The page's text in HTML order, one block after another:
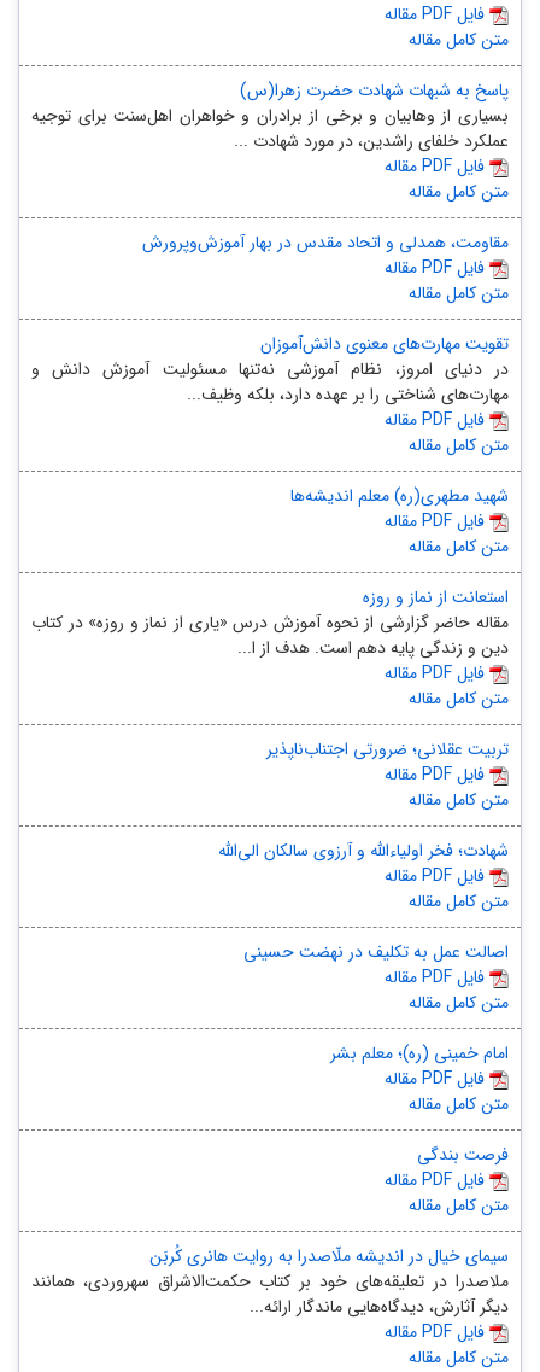
مقاله PDF فایل
متن کامل مقاله
پاسخ به شبهات شهادت حضرت زهرا(س)
بسیاری از وهابیان و برخی از برادران و خواهران اهل‌سنت برای توجیه
عملکرد خلفای راشدین، در مورد شهادت ...
مقاله PDF فایل
متن کامل مقاله
مقاومت، همدلى و اتحاد مقدس در بهار آموزش‌وپرورش
مقاله PDF فایل
متن کامل مقاله
تقویت مهارت‌های معنوی دانش‌آموزان
در دنیای امروز، نظام آموزشی نه‌تنها مسئولیت آموزش دانش و
مهارت‌های شناختی را بر عهده دارد، بلکه وظیف...
مقاله PDF فایل
متن کامل مقاله
شهید مطهری(ره) معلم اندیشه‌ها
مقاله PDF فایل
متن کامل مقاله
استعانت از نماز و روزه
مقاله حاضر گزارشی از نحوه آموزش درس «یاری از نماز و روزه» در کتاب
دین و زندگی پایه دهم است. هدف از ا...
مقاله PDF فایل
متن کامل مقاله
تربیت عقلانی؛ ضرورتی اجتناب‌ناپذیر
مقاله PDF فایل
متن کامل مقاله
شهادت؛ فخر اولیاءالله و آرزوی سالکان الی‌الله
مقاله PDF فایل
متن کامل مقاله
اصالت عمل به تکلیف در نهضت حسینی
مقاله PDF فایل
متن کامل مقاله
امام خمینی (ره)؛ معلم بشر
مقاله PDF فایل
متن کامل مقاله
فرصت بندگی
مقاله PDF فایل
متن کامل مقاله
سیمای خیال در اندیشه ملّاصدرا به روایت هانری کُربَن
ملاصدرا در تعلیقه‌های خود بر کتاب حکمت‌الاشراق سهروردی، همانند
دیگر آثارش، دیدگاه‌هایی ماندگار ارائه...
مقاله PDF فایل
متن کامل مقاله